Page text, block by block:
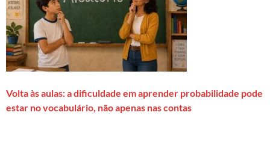
Volta às aulas: a dificuldade em aprender probabilidade pode
estar no vocabulário, não apenas nas contas